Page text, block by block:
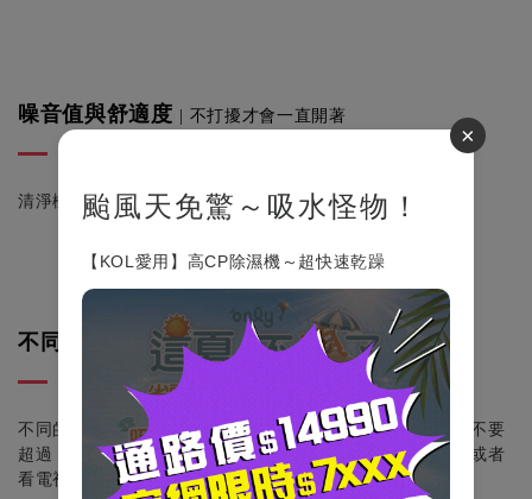
噪音值與舒適度 | 不打擾才會一直開著
清淨機是為了提升居住品質，不能影響居家或者睡眠品質！
不同居家環境 | 能忍受的噪音不同！
不同的居家情境，能接受的噪音值也不盡相同！睡覺時最好不要
超過
分貝；一個人獨處時，不超過 40分貝；和親友聊天或者
看電視時，也最好不要超過50分貝
×
颱風天免驚～吸水怪物！
【KOL愛用】高CP除濕機～超快速乾躁